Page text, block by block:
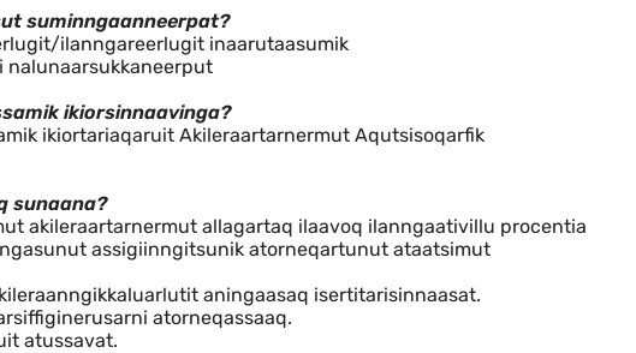
suminngaanneerpat?
ilanngareerlugit inaarutaasumik
ikiorsinnaavinga?
ikiortariaqaruit Akileraartarnermut Aqutsisoqarfik
sunaana?
akileraartarnermut allagartaq ilaavoq ilanngaativillu procentia
assigiinngitsunik atorneqartunut ataatsimut
aningaasaq isertitarisinnaasat.
atorneqassaaq.
atussavat.